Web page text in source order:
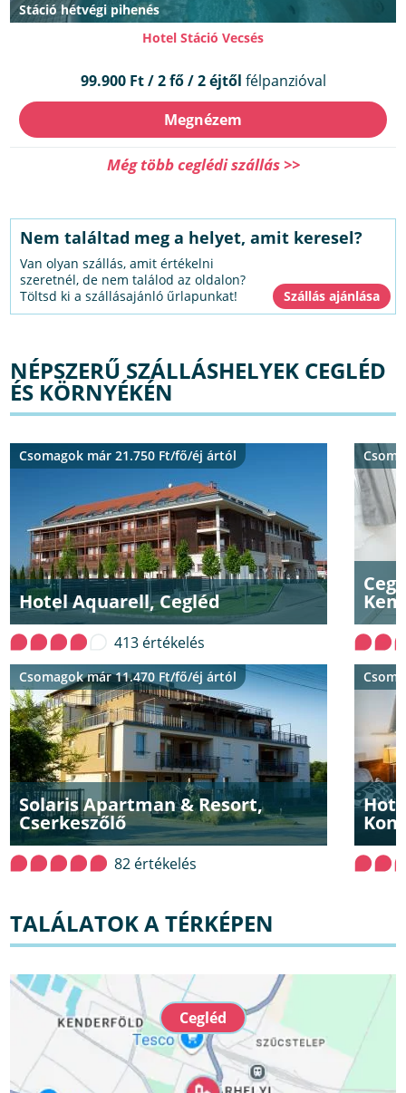
Stáció hétvégi pihenés
Hotel Stáció Vecsés
99.900 Ft / 2 fő / 2 éjtől félpanzióval
Megnézem
Még több ceglédi szállás >>
Nem találtad meg a helyet, amit keresel?
Van olyan szállás, amit értékelni
szeretnél, de nem találod az oldalon?
Töltsd ki a szállásajánló űrlapunkat!
NÉPSZERŰ SZÁLLÁSHELYEK CEGLÉD
ÉS KÖRNYÉKÉN
Hotel Aquarell, Cegléd
Csomagok már 21.750 Ft/fő/éj ártól
413 értékelés
Solaris Apartman & Resort,
Cserkeszőlő
Csomagok már 11.470 Ft/fő/éj ártól
82 értékelés
TALÁLATOK A TÉRKÉPEN
Cegléd